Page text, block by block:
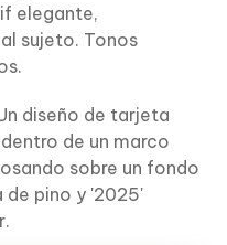
elegante,
sujeto. Tonos
diseño de tarjeta
de un marco
sobre un fondo
de pino y '2025'